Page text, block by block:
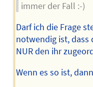
immer der Fall :-)
Darf ich die Frage
notwendig ist, dass
NUR den ihr
Wenn es so ist, dann